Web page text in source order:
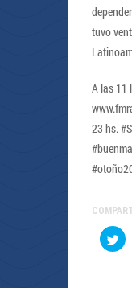
tuvo
A las 11
23 hs.
Haz
clic